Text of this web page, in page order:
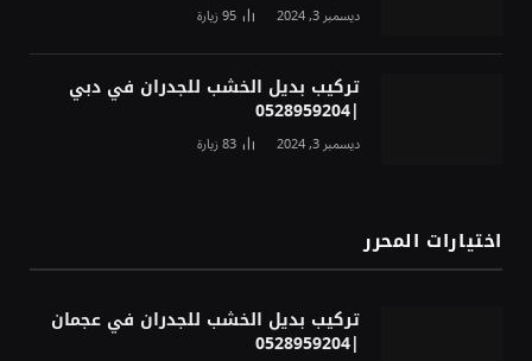
ديسمبر 3, 2024 95زيارة
تركيب بديل الخشب للجدران في دبي
|0528959204
ديسمبر 3, 2024 83زيارة
اختيارات المحرر
تركيب بديل الخشب للجدران في عجمان
|0528959204